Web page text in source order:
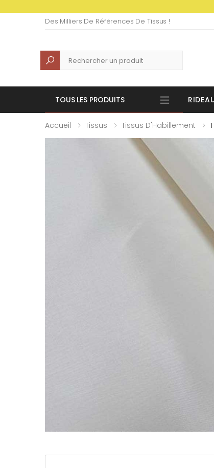
Des Milliers De Références De Tissus !
Recherche
TOUS LES PRODUITS
Accueil Tissus Tissus D'Habillement